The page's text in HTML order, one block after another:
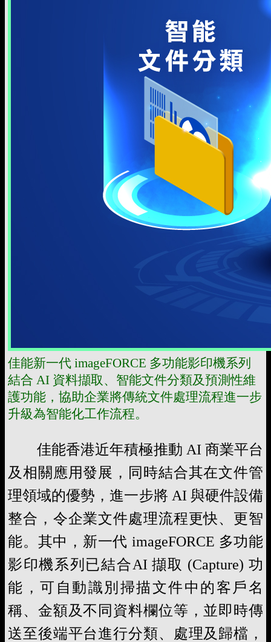
佳能新一代 imageFORCE 多功能影印機系列
結合 AI 資料擷取、智能文件分類及預測性維
護功能，協助企業將傳統文件處理流程進一步
升級為智能化工作流程。
佳能香港近年積極推動 AI 商業平台
及相關應用發展，同時結合其在文件管
理領域的優勢，進一步將 AI 與硬件設備
整合，令企業文件處理流程更快、更智
能。其中，新一代 imageFORCE 多功能
影印機系列已結合AI 擷取 (Capture) 功
能，可自動識別掃描文件中的客戶名
稱、金額及不同資料欄位等，並即時傳
送至後端平台進行分類、處理及歸檔，